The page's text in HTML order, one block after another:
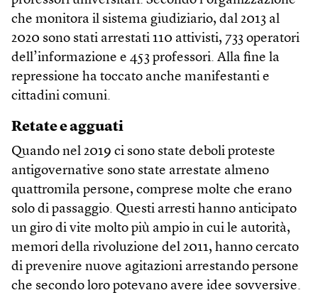
che monitora il sistema giudiziario, dal 2013 al
2020 sono stati arrestati 110 attivisti, 733 operatori
dell’informazione e 453 professori. Alla fine la
repressione ha toccato anche manifestanti e
cittadini comuni.
Retate e agguati
Quando nel 2019 ci sono state deboli proteste
antigovernative sono state arrestate almeno
quattromila persone, comprese molte che erano
solo di passaggio. Questi arresti hanno anticipato
un giro di vite molto più ampio in cui le autorità,
memori della rivoluzione del 2011, hanno cercato
di prevenire nuove agitazioni arrestando persone
che secondo loro potevano avere idee sovversive.